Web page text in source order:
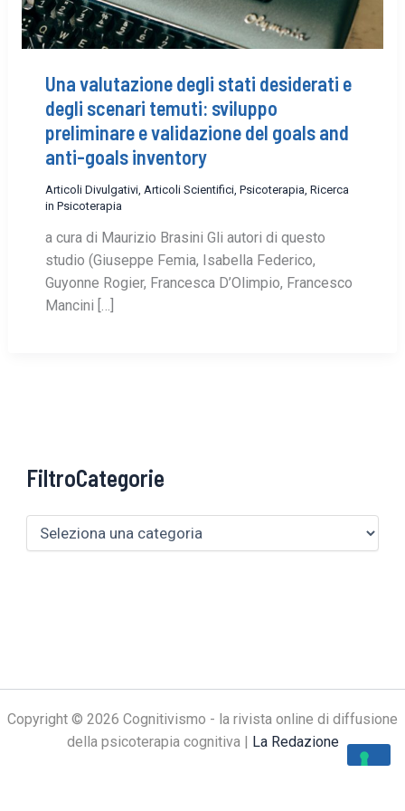
Una valutazione degli stati desiderati e
degli scenari temuti: sviluppo
preliminare e validazione del goals and
anti-goals inventory
Articoli Divulgativi, Articoli Scientifici, Psicoterapia Ricerca
in Psicoterapia
a cura di Maurizio Brasini Gli autori di questo
studio (Giuseppe Femia, Isabella Federico,
Guyonne Rogier, Francesca D’Olimpio, Francesco
Mancini […]
FiltroCategorie
Copyright © 2026 Cognitivismo - la rivista online di diffusione
della psicoterapia cognitiva | La Redazione